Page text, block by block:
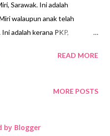
Sarawak. Ini adalah
walaupun anak telah
adalah kerana PKP,
k mied nie, dapat tengok
tempat nak di terokai🥰
tempat-tempat apa yang
READ MORE
MORE POSTS
by Blogger